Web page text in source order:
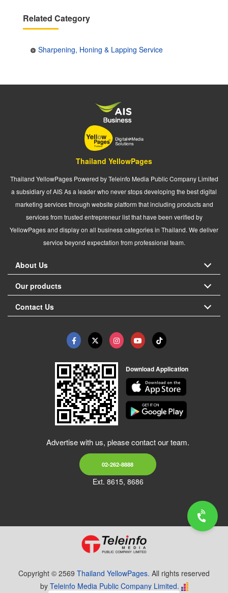
Related Category
Sharpening, Honing & Lapping Service
Thailand YellowPages
Thailand YellowPages Powered by Teleinfo Media Public Company Limited
a subsidiary of AIS As a leader who never stops developing the best digital
marketing services through website platform that including products and
services from trusted entrepreneur list that have been verified by
YellowPages and display on all business categories in Thailand. We deliver
service beyond expectation from professional team.
About Us
Our products
Contact Us
Download Application
Advertise with us, please contact our team.
02-262-8888
Ext. 8615, 8686
Copyright © 2569 Thailand YellowPages. All rights reserved
by Teleinfo Media Public Company Limited.